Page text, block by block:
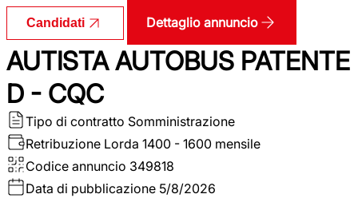
Candidati Dettaglio annuncio
AUTISTA AUTOBUS PATENTE
D - CQC
Tipo di contratto Somministrazione
Retribuzione Lorda 1400 - 1600 mensile
Codice annuncio 349818
Data di pubblicazione 5/8/2026